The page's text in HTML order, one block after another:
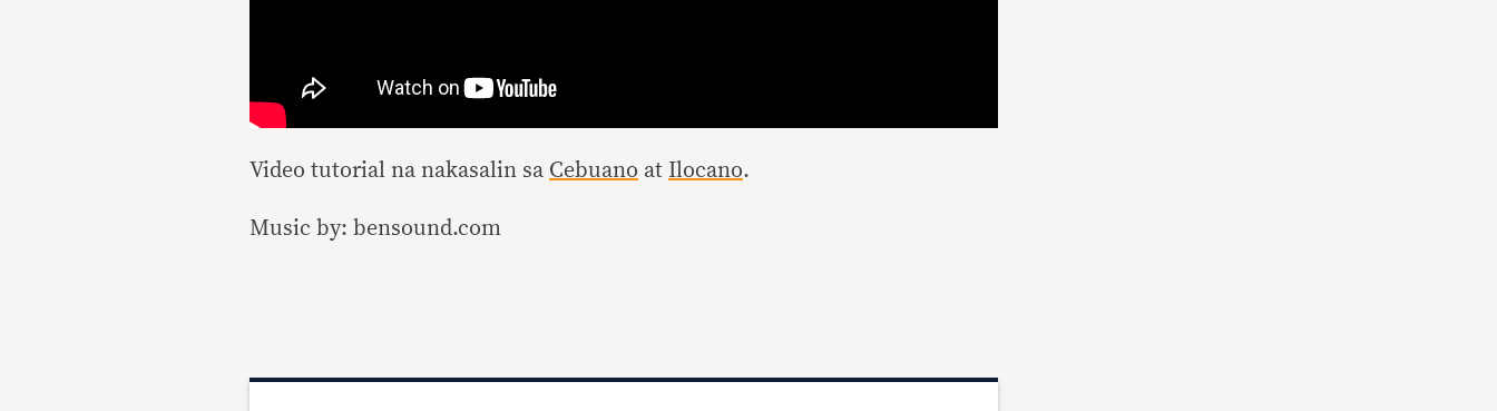
Video tutorial na nakasalin sa Cebuano at Ilocano.
Music by: bensound.com